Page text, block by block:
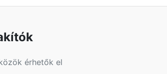
érhetők el